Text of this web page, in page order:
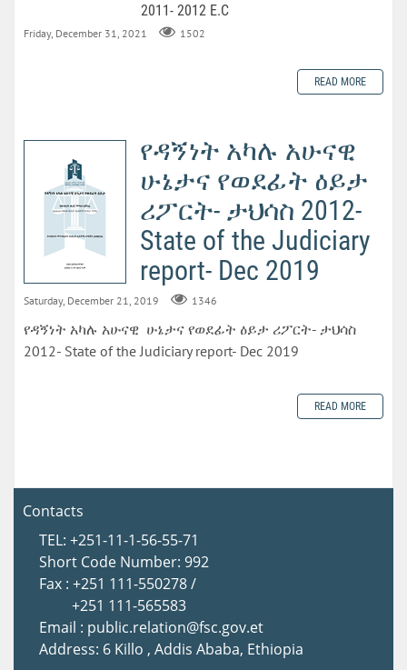
2011- 2012 E.C
Friday, December 31, 2021 1502
READ MORE
የዳኝነት አካሉ አሁናዊ
ሁኔታና የወደፊት ዕይታ
ሪፖርት- ታህሳስ 2012-
State of the Judiciary
report- Dec 2019
Saturday, December 21, 2019 1346
የዳኝነት አካሉ አሁናዊ ሁኔታና የወደፊት ዕይታ ሪፖርት- ታህሳስ
2012- State of the Judiciary report- Dec 2019
READ MORE
Contacts
TEL: +251-11-1-56-55-71
Short Code Number: 992
Fax : +251 111-550278 /
+251 111-565583
Email : public.relation@fsc.gov.et
Address: 6 Killo , Addis Ababa, Ethiopia